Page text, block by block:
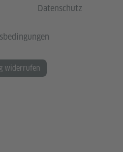
Datenschutz
widerrufen